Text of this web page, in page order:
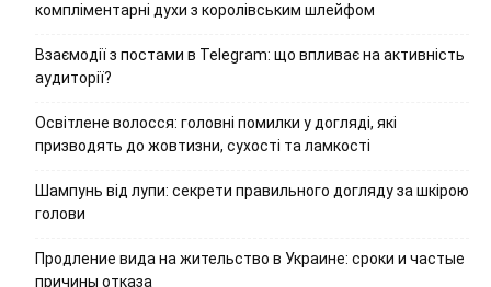
компліментарні духи з королівським шлейфом
Взаємодії з постами в Telegram: що впливає на активність
аудиторії?
Освітлене волосся: головні помилки у догляді, які
призводять до жовтизни, сухості та ламкості
Шампунь від лупи: секрети правильного догляду за шкірою
голови
Продление вида на жительство в Украине: сроки и частые
причины отказа